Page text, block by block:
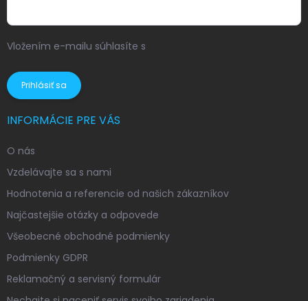
Vložením e-mailu súhlasíte s
Prihlásiť sa
INFORMÁCIE PRE VÁS
O nás
Vzdelávajte sa s nami
Hodnotenia a referencie od našich zákazníkov
Najčastejšie otázky a odpovede
Všeobecné obchodné podmienky
Podmienky GDPR
Reklamačný a servisný formulár